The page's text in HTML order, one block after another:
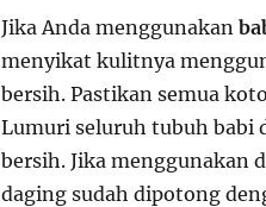
Jika Anda menggunakan
menyikat kulitnya
bersih. Pastikan semua
Lumuri seluruh tubuh babi
bersih. Jika menggunakan
daging sudah dipotong